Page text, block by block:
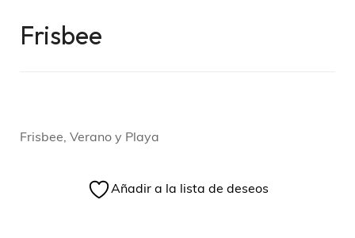
Frisbee
Frisbee, Verano y Playa
Añadir a la lista de deseos